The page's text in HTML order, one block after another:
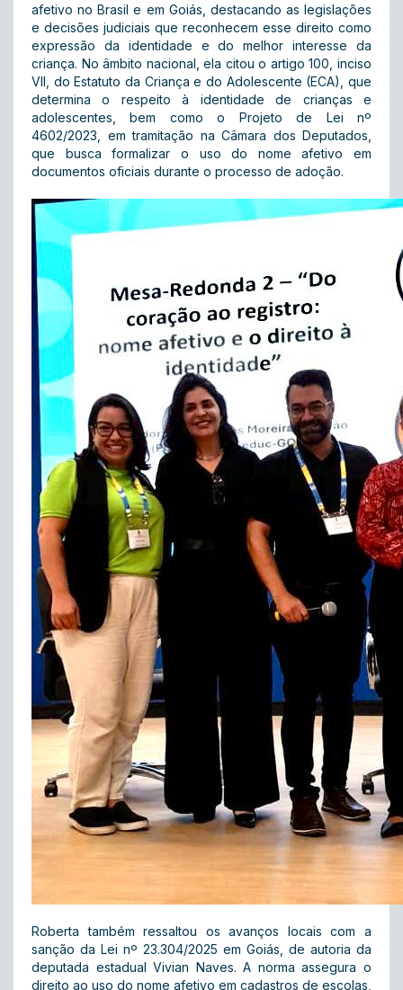
afetivo no Brasil e em Goiás, destacando as legislações
e decisões judiciais que reconhecem esse direito como
expressão da identidade e do melhor interesse da
criança. No âmbito nacional, ela citou o artigo 100, inciso
VII, do Estatuto da Criança e do Adolescente (ECA), que
determina o respeito à identidade de crianças e
adolescentes, bem como o Projeto de Lei nº
4602/2023, em tramitação na Câmara dos Deputados,
que busca formalizar o uso do nome afetivo em
documentos oficiais durante o processo de adoção.
Roberta também ressaltou os avanços locais com a
sanção da Lei nº 23.304/2025 em Goiás, de autoria da
deputada estadual Vivian Naves. A norma assegura o
direito ao uso do nome afetivo em cadastros de escolas,